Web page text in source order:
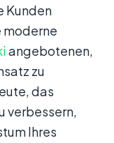
Kunden
moderne
angebotenen,
zu
das
verbessern,
Ihres